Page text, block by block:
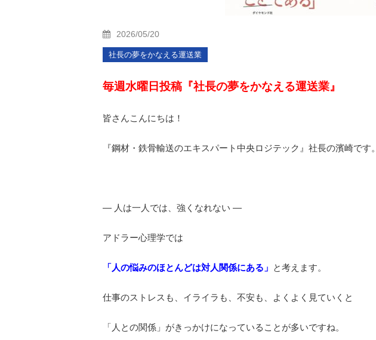
2026/05/20
社長の夢をかなえる運送業
毎週水曜日投稿『社長の夢をかなえる運送業』
皆さんこんにちは！
『鋼材・鉄骨輸送のエキスパート中央ロジテック』社長の濱崎です。
― 人は一人では、強くなれない ―
アドラー心理学では
「人の悩みのほとんどは対人関係にある」 と考えます。
仕事のストレスも、イライラも、不安も、よくよく見ていくと
「人との関係」がきっかけになっていることが多いですね。